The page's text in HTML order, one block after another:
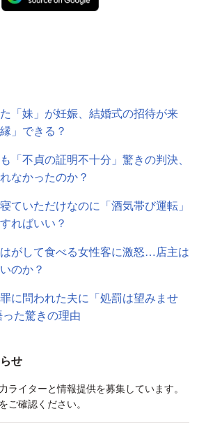
「妹」が妊娠、結婚式の招待が来
」できる？
「不貞の証明不十分」驚きの判決、
なかったのか？
ていただけなのに「酒気帯び運転」
ればいい？
はがして食べる女性客に激怒…店主は
のか？
に問われた夫に「処罰は望みませ
た驚きの理由
せ
ライターと情報提供を募集しています。
ご確認ください。